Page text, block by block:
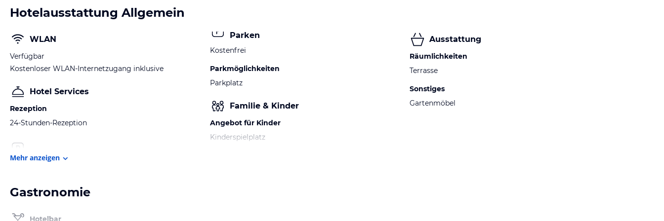
Hotelausstattung Allgemein
WLAN
Verfügbar
Kostenloser WLAN-Internetzugang inklusive
Hotel Services
Rezeption
24-Stunden-Rezeption
Parken
Kostenfrei
Parkmöglichkeiten
Parkplatz
Familie & Kinder
Angebot für Kinder
Kinderspielplatz
Ausstattung
Räumlichkeiten
Terrasse
Sonstiges
Gartenmöbel
Mehr anzeigen
Gastronomie
Hotelbar